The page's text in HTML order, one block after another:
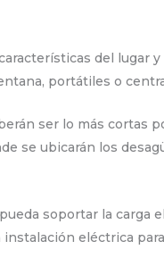
del lugar
portátiles o
ser lo más cortas
se ubicarán los
soportar la carga
instalación eléctrica